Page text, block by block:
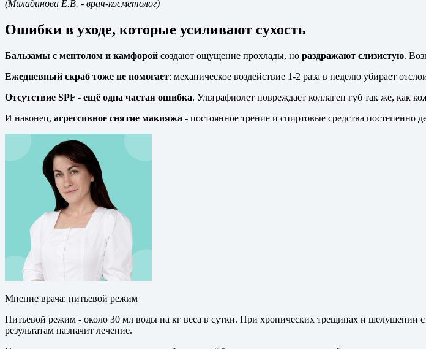
(Миладинова Е.В. - врач-косметолог)
Ошибки в уходе, которые усиливают сухость
Бальзамы с ментолом и камфорой создают ощущение прохлады, но раздражают слизистую.
Ежедневный скраб тоже не помогает: механическое воздействие 1-2 раза в неделю убирает
Отсутствие SPF - ещё одна частая ошибка. Ультрафиолет повреждает коллаген губ так же, как
И наконец, агрессивное снятие макияжа - постоянное трение и спиртовые средства постепенно
Мнение врача: питьевой режим
Питьевой режим - около 30 мл воды на кг веса в сутки. При хронических трещинах и шелушении
результатам назначит лечение.